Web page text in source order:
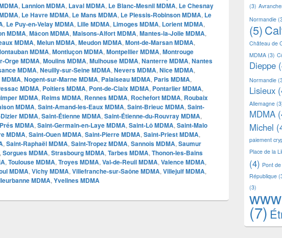
, Lannion MDMA, Laval MDMA, Le Blanc-Mesnil MDMA, Le Chesnay
, Le Havre MDMA, Le Mans MDMA, Le Plessis-Robinson MDMA, Le
, Le Puy-en-Velay MDMA, Lille MDMA, Limoges MDMA, Lorient MDMA,
MDMA, Mâcon MDMA, Maisons-Alfort MDMA, Mantes-la-Jolie MDMA,
MDMA, Melun MDMA, Meudon MDMA, Mont-de-Marsan MDMA,
MDMA, Montluçon MDMA, Montpellier MDMA, Montrouge
Orge MDMA, Moulins MDMA, Mulhouse MDMA, Nanterre MDMA, Nantes
MDMA, Neuilly-sur-Seine MDMA, Nevers MDMA, Nice MDMA,
, Nogent-sur-Marne MDMA, Palaiseau MDMA, Paris MDMA,
MDMA, Poitiers MDMA, Pont-de-Claix MDMA, Pontarlier MDMA,
MDMA, Reims MDMA, Rennes MDMA, Rochefort MDMA, Roubaix
MDMA, Saint-Amand-les-Eaux MDMA, Saint-Brieuc MDMA, Saint-
MDMA, Saint-Étienne MDMA, Saint-Étienne-du-Rouvray MDMA,
MDMA, Saint-Germain-en-Laye MDMA, Saint-Lô MDMA, Saint-Malo
MDMA, Saint-Ouen MDMA, Saint-Pierre MDMA, Saint-Priest MDMA,
, Saint-Raphaël MDMA, Saint-Tropez MDMA, Sannois MDMA, Saumur
, Sorgues MDMA, Strasbourg MDMA, Tarbes MDMA, Thonon-les-Bains
, Toulouse MDMA, Troyes MDMA, Val-de-Reuil MDMA, Valence MDMA,
MDMA, Vichy MDMA, Villefranche-sur-Saône MDMA, Villejuif MDMA,
MDMA, Yvelines MDMA
(3)
Normandie
(5)
Château de
MDMA (3)
Dieppe
Normandie
Lisieux
Allemagne
MDMA
Michel
paiement
Place de la
(4) Pont
République
(3)
(7)